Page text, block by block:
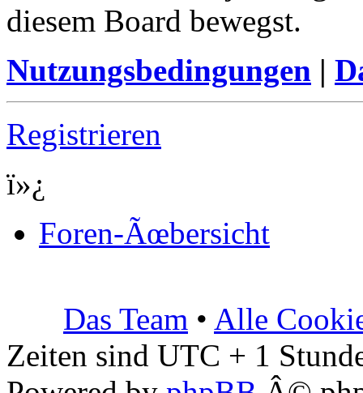
diesem Board bewegst.
Nutzungsbedingungen |
Registrieren
ï»¿
Foren-Ãœbersicht
Das Team • Alle
Zeiten sind UTC + 1